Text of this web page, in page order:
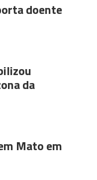
doente
da
Mato em